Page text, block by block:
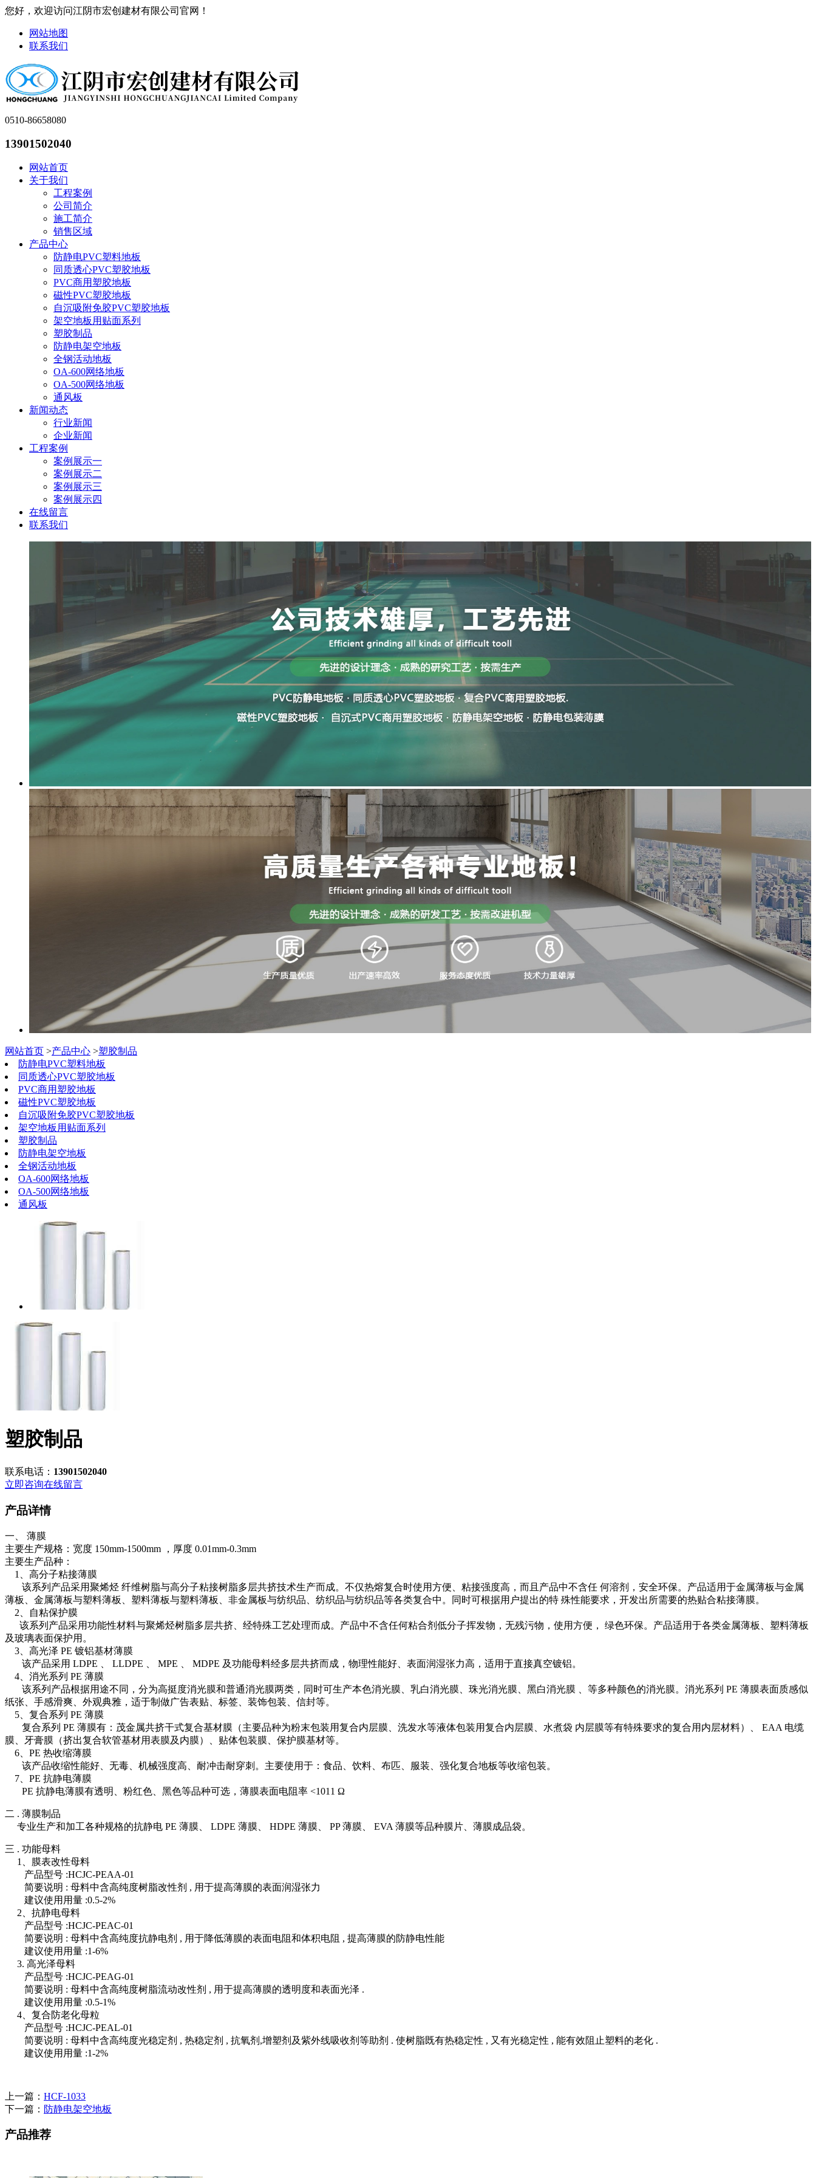
您好，欢迎访问江阴市宏创建材有限公司官网！
网站地图
联系我们
0510-86658080
13901502040
网站首页
关于我们
工程案例
公司简介
施工简介
销售区域
产品中心
防静电PVC塑料地板
同质透心PVC塑胶地板
PVC商用塑胶地板
磁性PVC塑胶地板
自沉吸附免胶PVC塑胶地板
架空地板用贴面系列
塑胶制品
防静电架空地板
全钢活动地板
OA-600网络地板
OA-500网络地板
通风板
新闻动态
行业新闻
企业新闻
工程案例
案例展示一
案例展示二
案例展示三
案例展示四
在线留言
联系我们
网站首页 >产品中心 >塑胶制品
防静电PVC塑料地板
同质透心PVC塑胶地板
PVC商用塑胶地板
磁性PVC塑胶地板
自沉吸附免胶PVC塑胶地板
架空地板用贴面系列
塑胶制品
防静电架空地板
全钢活动地板
OA-600网络地板
OA-500网络地板
通风板
塑胶制品
联系电话： 13901502040
立即咨询在线留言
产品详情
一、 薄膜
主要生产规格：宽度 150mm-1500mm ，厚度 0.01mm-0.3mm
主要生产品种：
1、高分子粘接薄膜
该系列产品采用聚烯烃 纤维树脂与高分子粘接树脂多层共挤技术生产而成。不仅热熔复合时使用方便、粘接强度高，而且产品中不含任 何溶剂，安全环保。产品适用于金属薄板与金属
薄板、金属薄板与塑料薄板、塑料薄板与塑料薄板、非金属板与纺织品、纺织品与纺织品等各类复合中。同时可根据用户提出的特 殊性能要求，开发出所需要的热贴合粘接薄膜。
2、自粘保护膜
该系列产品采用功能性材料与聚烯烃树脂多层共挤、经特殊工艺处理而成。产品中不含任何粘合剂低分子挥发物，无残污物，使用方便， 绿色环保。产品适用于各类金属薄板、塑料薄板
及玻璃表面保护用。
3、高光泽 PE 镀铝基材薄膜
该产品采用 LDPE 、 LLDPE 、 MPE 、 MDPE 及功能母料经多层共挤而成，物理性能好、表面润湿张力高，适用于直接真空镀铝。
4、消光系列 PE 薄膜
该系列产品根据用途不同，分为高挺度消光膜和普通消光膜两类，同时可生产本色消光膜、乳白消光膜、珠光消光膜、黑白消光膜 、等多种颜色的消光膜。消光系列 PE 薄膜表面质感似
纸张、手感滑爽、外观典雅，适于制做广告表贴、标签、装饰包装、信封等。
5、复合系列 PE 薄膜
复合系列 PE 薄膜有：茂金属共挤干式复合基材膜（主要品种为粉末包装用复合内层膜、洗发水等液体包装用复合内层膜、水煮袋 内层膜等有特殊要求的复合用内层材料）、 EAA 电缆
膜、牙膏膜（挤出复合软管基材用表膜及内膜）、贴体包装膜、保护膜基材等。
6、PE 热收缩薄膜
该产品收缩性能好、无毒、机械强度高、耐冲击耐穿刺。主要使用于：食品、饮料、布匹、服装、强化复合地板等收缩包装。
7、PE 抗静电薄膜
PE 抗静电薄膜有透明、粉红色、黑色等品种可选，薄膜表面电阻率 <1011 Ω
二 . 薄膜制品
专业生产和加工各种规格的抗静电 PE 薄膜、 LDPE 薄膜、 HDPE 薄膜、 PP 薄膜、 EVA 薄膜等品种膜片、薄膜成品袋。
三 . 功能母料
1、膜表改性母料
产品型号 :HCJC-PEAA-01
简要说明 : 母料中含高纯度树脂改性剂 , 用于提高薄膜的表面润湿张力
建议使用用量 :0.5-2%
2、抗静电母料
产品型号 :HCJC-PEAC-01
简要说明 : 母料中含高纯度抗静电剂 , 用于降低薄膜的表面电阻和体积电阻 , 提高薄膜的防静电性能
建议使用用量 :1-6%
3. 高光泽母料
产品型号 :HCJC-PEAG-01
简要说明 : 母料中含高纯度树脂流动改性剂 , 用于提高薄膜的透明度和表面光泽 .
建议使用用量 :0.5-1%
4、复合防老化母粒
产品型号 :HCJC-PEAL-01
简要说明 : 母料中含高纯度光稳定剂 , 热稳定剂 , 抗氧剂,增塑剂及紫外线吸收剂等助剂 . 使树脂既有热稳定性 , 又有光稳定性 , 能有效阻止塑料的老化 .
建议使用用量 :1-2%
上一篇： HCF-1033
下一篇： 防静电架空地板
产品推荐